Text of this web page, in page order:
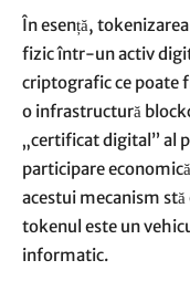
În esență,
fizic într-un activ
criptografic ce poate
o infrastructură
„certificat digital” al
participare
acestui mecanism stă
tokenul este un
informatic.